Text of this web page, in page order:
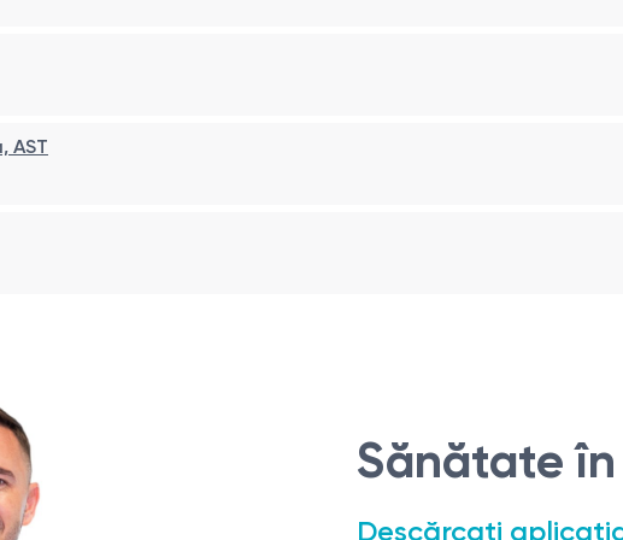
ar fi hepatita, ciroza sau steatoza hepatică.
ALT este recomandată în următoarele cazuri:
bolilor hepatice: Determinarea regulată a nivelului ALT ajută la
Analiza ALT poate fi inclusă în examenele medicale de
8-12 ore înainte de analiză, dacă nu a fost altfel indicat de către
de alcool cu 24 de ore înainte de colectarea analizelor.
de procedură.
AST
Sănătate
Descărcați